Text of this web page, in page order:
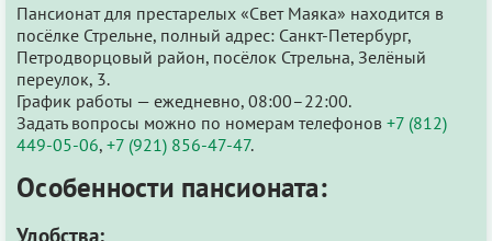
Пансионат для престарелых «Свет Маяка» находится в
посёлке Стрельне, полный адрес: Санкт-Петербург,
Петродворцовый район, посёлок Стрельна, Зелёный
переулок, 3.
График работы — ежедневно, 08:00–22:00.
Задать вопросы можно по номерам телефонов +7 (812)
449-05-06, +7 (921) 856-47-47.
Особенности пансионата:
Удобства: